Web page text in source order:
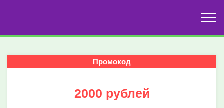
Промокод
2000 рублей